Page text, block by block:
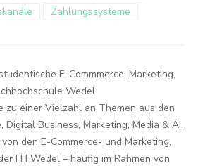
Zahlungssysteme
E-Commmerce, Marketing,
Wedel.
zu einer Vielzahl an Themen aus den
Digital Business, Marketing, Media & AI.
den E-Commerce- und Marketing,
FH Wedel – häufig im Rahmen von